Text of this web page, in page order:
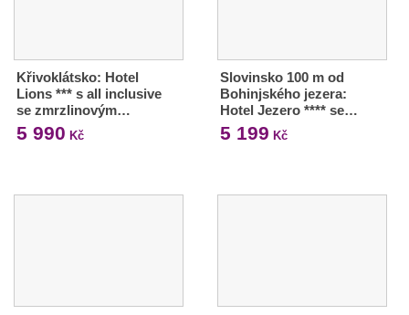
Křivoklátsko: Hotel
Lions *** s all inclusive
se zmrzlinovým…
5 990 Kč
Slovinsko 100 m od
Bohinjského jezera:
Hotel Jezero **** se…
5 199 Kč